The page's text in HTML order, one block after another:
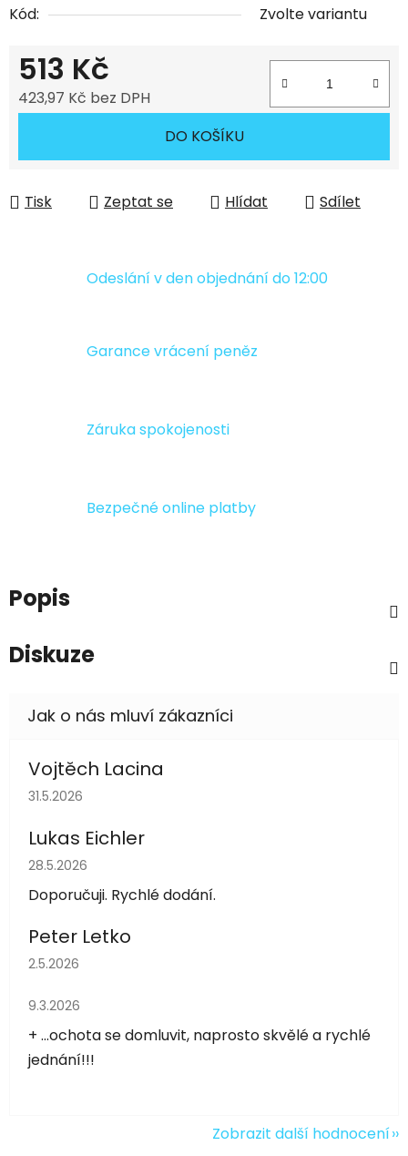
Kód:
Zvolte variantu
513 Kč
423,97 Kč bez DPH
DO KOŠÍKU
Tisk Zeptat se Hlídat Sdílet
Odeslání v den objednání do 12:00
Garance vrácení peněz
Záruka spokojenosti
Bezpečné online platby
Popis
Diskuze
Vojtěch Lacina
Hodnocení obchodu je 5 z 5 hvězdiček.
31.5.2026
Lukas Eichler
Hodnocení obchodu je 5 z 5 hvězdiček.
28.5.2026
Doporučuji. Rychlé dodání.
Peter Letko
Hodnocení obchodu je 5 z 5 hvězdiček.
2.5.2026
Hodnocení obchodu je 5 z 5 hvězdiček.
9.3.2026
+ ...ochota se domluvit, naprosto skvělé a rychlé
jednání!!!
Zobrazit další hodnocení